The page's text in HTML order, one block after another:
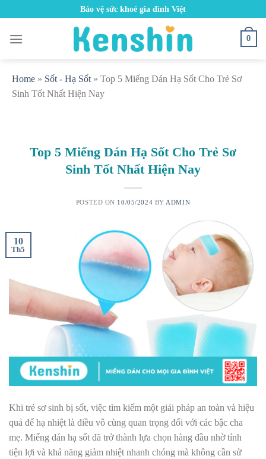
content
Bảo vệ sức khoẻ gia đình Việt
0
Home » Sốt - Hạ Sốt » Top 5 Miếng Dán Hạ Sốt Cho Trẻ Sơ
Sinh Tốt Nhất Hiện Nay
Top 5 Miếng Dán Hạ Sốt Cho Trẻ Sơ
Sinh Tốt Nhất Hiện Nay
POSTED ON 10/05/2024 BY ADMIN
10
Th5
Khi trẻ sơ sinh bị sốt, việc tìm kiếm một giải pháp an toàn và hiệu
quả để hạ nhiệt là điều vô cùng quan trọng đối với các bậc cha
mẹ. Miếng dán hạ sốt đã trở thành lựa chọn hàng đầu nhờ tính
tiện lợi và khả năng giảm nhiệt nhanh chóng mà không cần sử